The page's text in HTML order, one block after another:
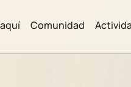
Comunidad